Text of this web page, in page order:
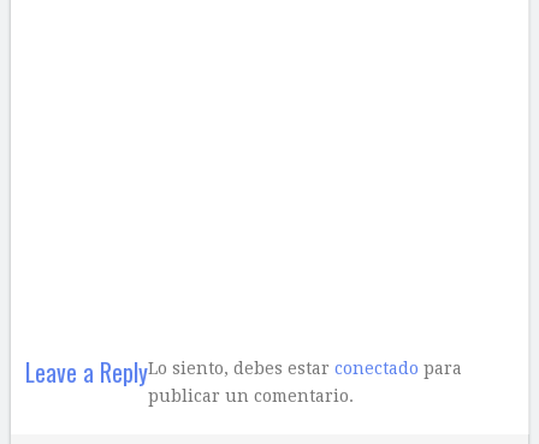
Leave a ReplyLo siento, debes estar conectado para
publicar un comentario.